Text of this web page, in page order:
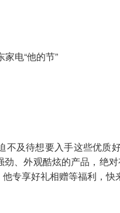
及待想要入手这些优质
、外观酷炫的产品，绝
专享好礼相赠等福利，快